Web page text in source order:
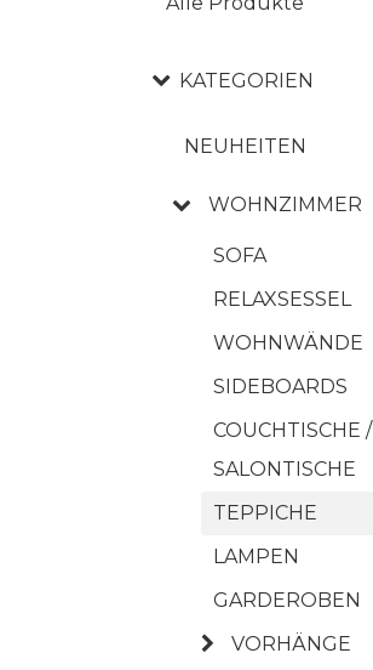
KATEGORIEN
NEUHEITEN
WOHNZIMMER
SOFA
RELAXSESSEL
WOHNWÄNDE
SIDEBOARDS
COUCHTISCHE /
SALONTISCHE
TEPPICHE
LAMPEN
GARDEROBEN
VORHÄNGE